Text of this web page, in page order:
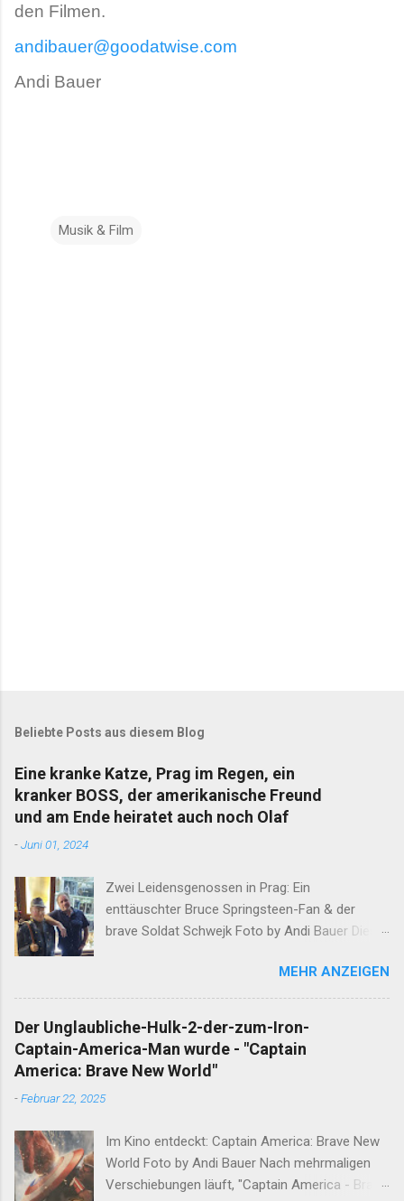
den Filmen.
andibauer@goodatwise.com
Andi Bauer
Musik & Film
Beliebte Posts aus diesem Blog
Eine kranke Katze, Prag im Regen, ein
kranker BOSS, der amerikanische Freund
und am Ende heiratet auch noch Olaf
-Juni 01, 2024
Zwei Leidensgenossen in Prag: Ein
enttäuschter Bruce Springsteen-Fan & der
brave Soldat Schwejk Foto by Andi Bauer Dieser
lange abgeschlossen. Unfassbare Ereignisse
innerhalb einer Woche verlangen jedoch eine
neuerliche Öffnung. Ergänzend darf erwähnt
werden, dass Alan am Ende dieser
Wahnsinnswoche seine Frau Mutter anrief. Er
eingekriegt hat, sagte Sie den entscheidenden
Satz: "Das musst du aufschreiben" Nun, ein
guter Sohn tut das, was seine Mutter ihm sagt.
MEHR ANZEIGEN
Der Unglaubliche-Hulk-2-der-zum-Iron-
Captain-America-Man wurde - "Captain
America: Brave New World"
-Februar 22, 2025
Im Kino entdeckt: Captain America: Brave New
World Foto by Andi Bauer Nach mehrmaligen
Verschiebungen läuft, "Captain America - Brave